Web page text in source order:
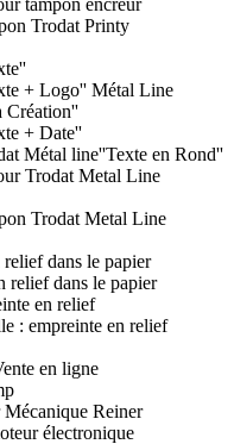
tampon encreur
Trodat Printy
+ Logo'' Métal Line
Création''
+ Date''
Métal line''Texte en Rond''
Trodat Metal Line
Trodat Metal Line
relief dans le papier
relief dans le papier
en relief
: empreinte en relief
en ligne
Reiner
électronique